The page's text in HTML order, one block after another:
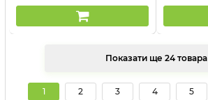
Показати ще 24 товара
1 2 3 4 5